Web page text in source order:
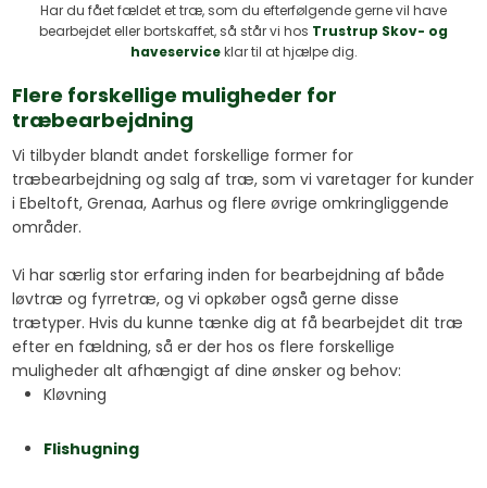
​Har du fået fældet et træ, som du efterfølgende gerne vil have
bearbejdet eller bortskaffet, så står vi hos Trustrup Skov- og
haveserviceklar til at hjælpe dig.
Flere forskellige muligheder for
træbearbejdning
Vi tilbyder blandt andet forskellige former for
træbearbejdning og salg af træ, som vi varetager for kunder
i Ebeltoft, Grenaa, Aarhus og flere øvrige omkringliggende
områder.
Vi har særlig stor erfaring inden for bearbejdning af både
løvtræ og fyrretræ, og vi opkøber også gerne disse
trætyper.​ Hvis du kunne tænke dig at få bearbejdet dit træ
efter en fældning, så er der hos os flere forskellige
muligheder alt afhængigt af dine ønsker og behov:
​Kløvning​​
Flishugning​